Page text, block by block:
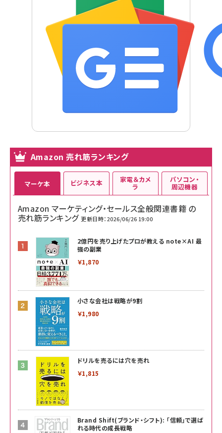
Amazon 売れ筋ランキング
マーケ本
Amazon マーケティング・セールス全般関連書籍 の
売れ筋ランキング 更新日時：2026/06/26 19:00
2億円を売り上げたプロが教える note×AI 最
強の副業
￥1,870
小さな会社は戦略が9割
￥1,980
ドリルを売るには穴を売れ
￥1,815
Brand Shift(ブランド・シフト): 「信頼」で選ば
れる時代の成長戦略
ビジネス本 家電＆カメ
ラ
パソコン・
周辺機器